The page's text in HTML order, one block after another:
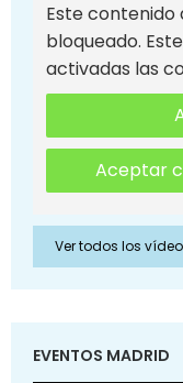
Este contenido
bloqueado.
activadas las
Aceptar
Ver todos los
EVENTOS MADRID